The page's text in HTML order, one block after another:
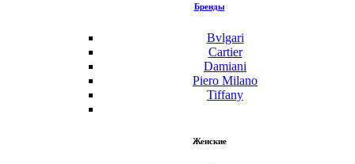
Бренды
Bvlgari
Cartier
Damiani
Piero Milano
Tiffany
Женские